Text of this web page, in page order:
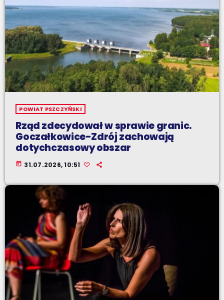
POWIAT PSZCZYŃSKI
Rząd zdecydował w sprawie granic.
Goczałkowice-Zdrój zachowają
dotychczasowy obszar
today 31.07.2026, 10:51